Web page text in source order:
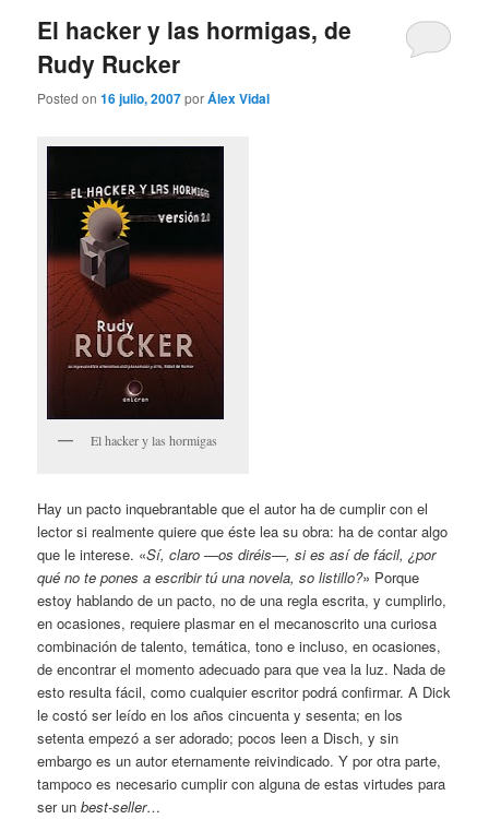
El hacker y las hormigas, de
Rudy Rucker
Posted on16 julio, 2007porÁlex Vidal
El hacker y las hormigas
Hay un pacto inquebrantable que el autor ha de cumplir con el
lector si realmente quiere que éste lea su obra: ha de contar algo
que le interese. «Sí, claro —os diréis—, si es así de fácil, ¿por
qué no te pones a escribir tú una novela, so listillo?» Porque
estoy hablando de un pacto, no de una regla escrita, y cumplirlo,
en ocasiones, requiere plasmar en el mecanoscrito una curiosa
combinación de talento, temática, tono e incluso, en ocasiones,
de encontrar el momento adecuado para que vea la luz. Nada de
esto resulta fácil, como cualquier escritor podrá confirmar. A Dick
le costó ser leído en los años cincuenta y sesenta; en los
setenta empezó a ser adorado; pocos leen a Disch, y sin
embargo es un autor eternamente reivindicado. Y por otra parte,
tampoco es necesario cumplir con alguna de estas virtudes para
ser unbest-seller…